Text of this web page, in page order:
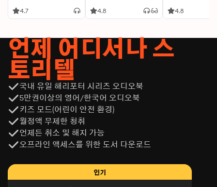
4.7 4.8 4.8
언제 어디서나 스
토리텔
국내 유일 해리포터 시리즈 오디오북
5만권이상의 영어/한국어 오디오북
키즈 모드(어린이 안전 환경)
월정액 무제한 청취
언제든 취소 및 해지 가능
오프라인 액세스를 위한 도서 다운로드
인기